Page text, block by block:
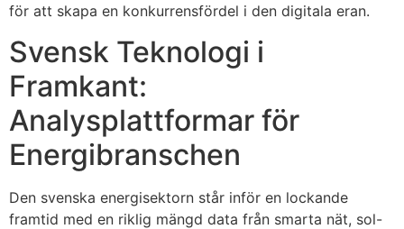
för att skapa en konkurrensfördel i den digitala eran.
Svensk Teknologi i
Framkant:
Analysplattformar för
Energibranschen
Den svenska energisektorn står inför en lockande
framtid med en riklig mängd data från smarta nät, sol-